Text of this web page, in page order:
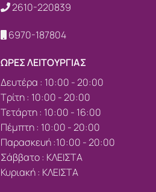
2610-220839
6970-187804
ΩΡΕΣ ΛΕΙΤΟΥΡΓΙΑΣ
Δευτέρα : 10:00 - 20:00
Τρίτη : 10:00 - 20:00
Τετάρτη : 10:00 - 16:00
Πέμπτη : 10:00 - 20:00
Παρασκευή :10:00 - 20:00
Σάββατο : ΚΛΕΙΣΤΑ
Κυριακή : ΚΛΕΙΣΤΑ